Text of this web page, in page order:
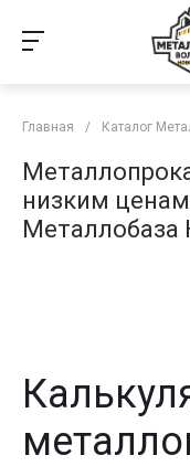
Главная / Каталог
низким
Металлобаза